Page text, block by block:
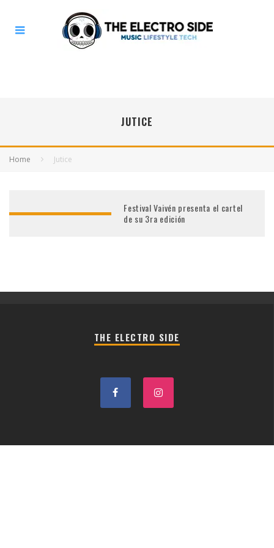
JUTICE
Home Jutice
Festival Vaivén presenta el cartel
de su 3ra edición
THE ELECTRO SIDE